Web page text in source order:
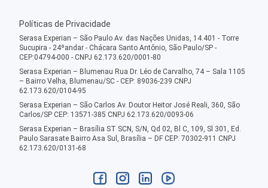
Políticas de Privacidade
Serasa Experian – São Paulo Av. das Nações Unidas, 14.401 - Torre
Sucupira - 24ºandar - Chácara Santo Antônio, São Paulo/SP -
CEP:04794-000 - CNPJ 62.173.620/0001-80
Serasa Experian – Blumenau Rua Dr. Léo de Carvalho, 74 – Sala 1105
– Bairro Velha, Blumenau/SC - CEP: 89036-239 CNPJ
62.173.620/0104-95
Serasa Experian – São Carlos Av. Doutor Heitor José Reali, 360, São
Carlos/SP CEP: 13571-385 CNPJ 62.173.620/0093-06
Serasa Experian – Brasília ST SCN, S/N, Qd 02, Bl C, 109, Sl 301, Ed.
Paulo Sarasate Bairro Asa Sul, Brasília – DF CEP: 70302-911 CNPJ
62.173.620/0131-68